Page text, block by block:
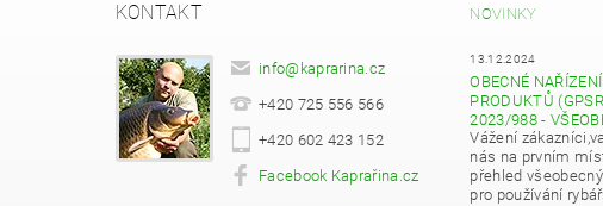
KONTAKT
info@kaprarina.cz
+420 725 556 566
+420 602 423 152
Facebook Kaprařina.cz
NOVINKY
13.12.2024
OBECNÉ
PRODUKTŮ
2023/988 -
Vážení
nás na prvním
přehled
pro používání